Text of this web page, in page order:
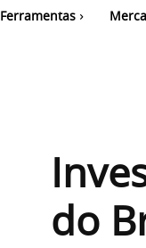
Ferramentas
do